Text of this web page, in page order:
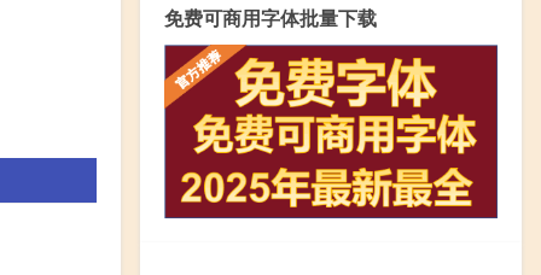
免费可商用字体批量下载